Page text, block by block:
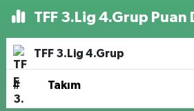
TFF 3.Lig 4.Grup Puan
TFF 3.Lig 4.Grup
# Takım